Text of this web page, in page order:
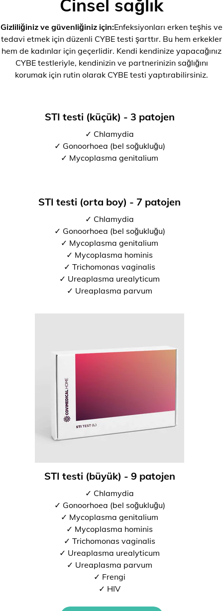
Cinsel sağlık
Gizliliğiniz ve güvenliğiniz için:Enfeksiyonları erken teşhis ve
tedavi etmek için düzenli CYBE testi şarttır. Bu hem erkekler
hem de kadınlar için geçerlidir. Kendi kendinize yapacağınız
CYBE testleriyle, kendinizin ve partnerinizin sağlığını
korumak için rutin olarak CYBE testi yaptırabilirsiniz.
STI testi (küçük) - 3 patojen
✓ Chlamydia
✓ Gonoorhoea (bel soğukluğu)
✓ Mycoplasma genitalium
STI testi (orta boy) - 7 patojen
✓ Chlamydia
✓ Gonoorhoea (bel soğukluğu)
✓ Mycoplasma genitalium
✓ Mycoplasma hominis
✓ Trichomonas vaginalis
✓ Ureaplasma urealyticum
✓ Ureaplasma parvum
STI testi (büyük) - 9 patojen
✓ Chlamydia
✓ Gonoorhoea (bel soğukluğu)
✓ Mycoplasma genitalium
✓ Mycoplasma hominis
✓ Trichomonas vaginalis
✓ Ureaplasma urealyticum
✓ Ureaplasma parvum
✓ Frengi
✓ HIV